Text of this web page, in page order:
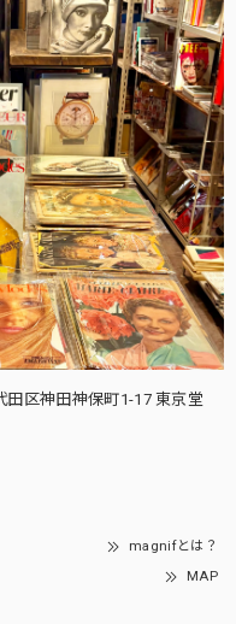
田区神田神保町1-17 東京堂
magnifとは？
MAP